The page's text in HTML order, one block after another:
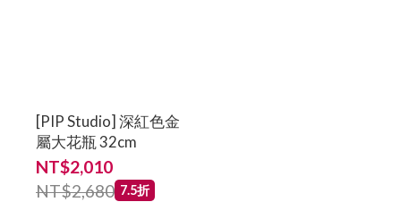
[PIP Studio] 深紅色金
屬大花瓶 32cm
NT$2,010
NT$2,680 7.5折